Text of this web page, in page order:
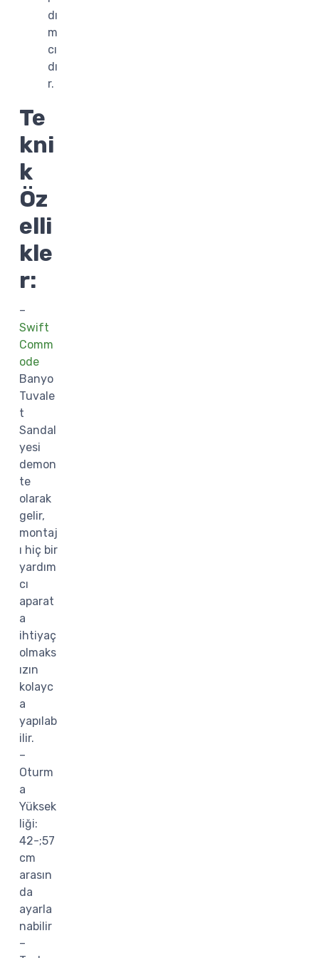
dı
m
cı
dı
r.
Te
kni
k
Öz
elli
kle
r:
–
Swift
Comm
ode
Banyo
Tuvale
t
Sandal
yesi
demon
te
olarak
gelir,
montaj
ı hiç bir
yardım
cı
aparat
a
ihtiyaç
olmaks
ızın
kolayc
a
yapılab
ilir.
–
Oturm
a
Yüksek
liği:
42-;57
cm
arasın
da
ayarla
nabilir
–